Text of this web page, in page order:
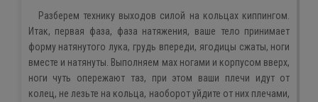
Разберем технику выходов силой на кольцах киппингом.
Итак, первая фаза, фаза натяжения, ваше тело принимает
форму натянутого лука, грудь впереди, ягодицы сжаты, ноги
вместе и натянуты. Выполняем мах ногами и корпусом вверх,
ноги чуть опережают таз, при этом ваши плечи идут от
колец, не лезьте на кольца, наоборот уйдите от них плечами,